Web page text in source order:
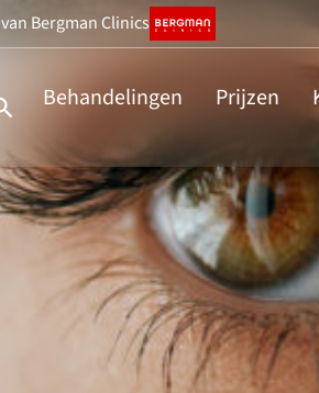
van Bergman Clinics
Behandelingen Prijzen